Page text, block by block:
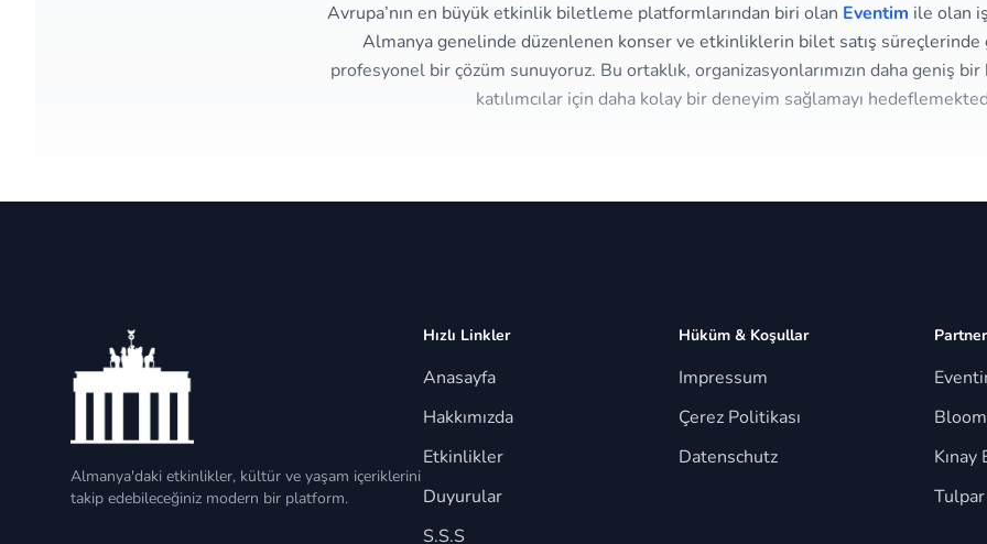
Avrupa’nın en büyük etkinlik biletleme platformlarından biri olan Eventim ile olan
Almanya genelinde düzenlenen konser ve etkinliklerin bilet satış süreçlerinde
profesyonel bir çözüm sunuyoruz. Bu ortaklık, organizasyonlarımızın daha geniş bir
katılımcılar için daha kolay bir deneyim sağlamayı
Almanya'daki etkinlikler, kültür ve yaşam içeriklerini
takip edebileceğiniz modern bir platform.
Hızlı Linkler
Anasayfa
Hakkımızda
Etkinlikler
Duyurular
S.S.S
Hüküm & Koşullar
Impressum
Çerez Politikası
Datenschutz